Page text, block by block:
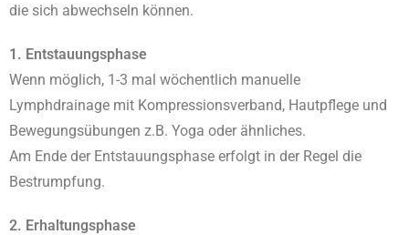
die sich abwechseln können.
1. Entstauungsphase
Wenn möglich, 1-3 mal wöchentlich manuelle
Lymphdrainage mit Kompressionsverband, Hautpflege und
Bewegungsübungen z.B. Yoga oder ähnliches.
Am Ende der Entstauungsphase erfolgt in der Regel die
Bestrumpfung.
2. Erhaltungsphase